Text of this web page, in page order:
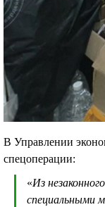
В Управлении
спецоперации:
«Из
специальными